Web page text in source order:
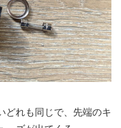
どれも同じで、先端のキ